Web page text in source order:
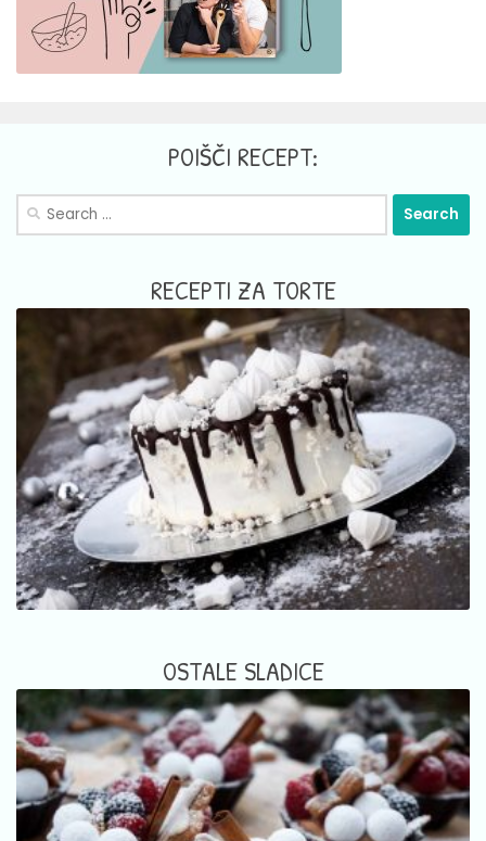
POIŠČI RECEPT:
Search
RECEPTI ZA TORTE
OSTALE SLADICE